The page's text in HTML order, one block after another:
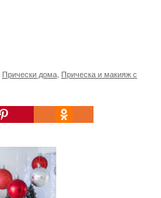
Прически дома, Прическа и макияж с